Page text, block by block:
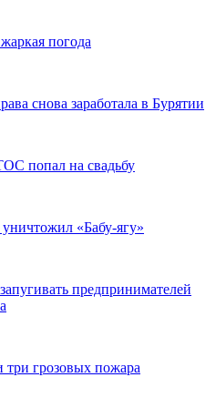
погода
снова заработала в Бурятии
попал на свадьбу
«Бабу-ягу»
предпринимателей
грозовых пожара